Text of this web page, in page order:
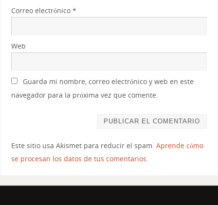
Correo electrónico *
Web
Guarda mi nombre, correo electrónico y web en este
navegador para la próxima vez que comente.
Este sitio usa Akismet para reducir el spam. Aprende cómo
se procesan los datos de tus comentarios.